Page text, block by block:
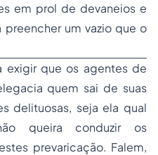
em prol de devaneios e
um vazio que o
exigir que os agentes de
quem sai de suas
delituosas, seja ela qual
queira conduzir os
prevaricação. Falem,